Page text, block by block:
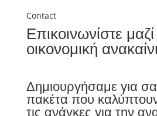
Contact
Επικοινωνίστε
οικονομική
Δημιουργήσαμε για
πακέτα που
τις ανάγκες για την